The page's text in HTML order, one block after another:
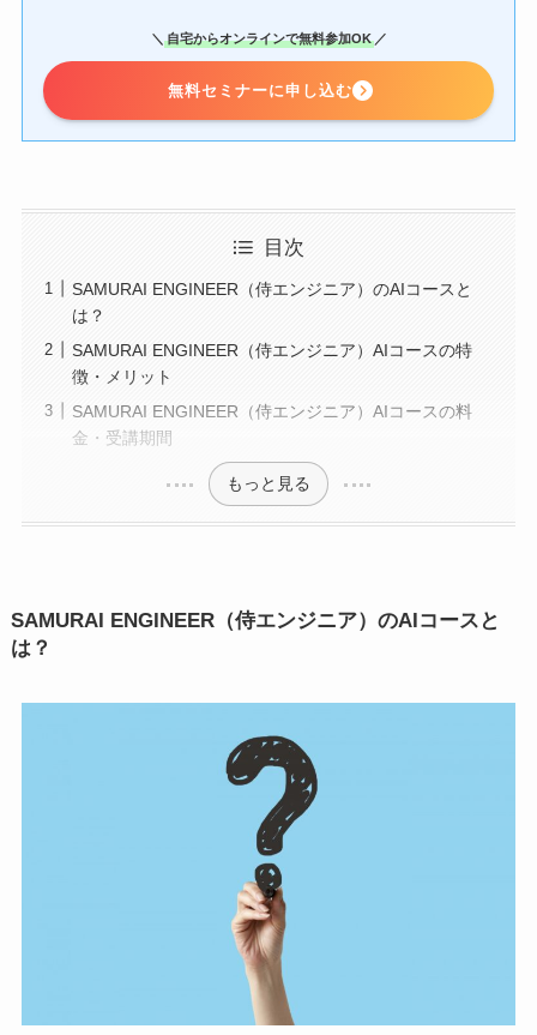
＼ 自宅からオンラインで無料参加OK／
無料セミナーに申し込む
目次
SAMURAI ENGINEER（侍エンジニア）のAIコースと
は？
SAMURAI ENGINEER（侍エンジニア）AIコースの特
徴・メリット
SAMURAI ENGINEER（侍エンジニア）AIコースの料
金・受講期間
もっと見る
SAMURAI ENGINEER（侍エンジニア）のAIコースと
は？